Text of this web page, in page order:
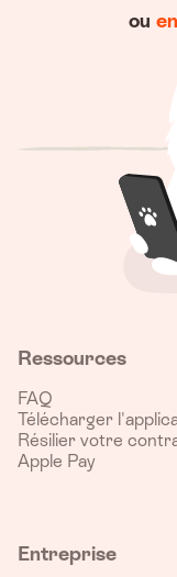
ou
Ressources
FAQ
Télécharger
Résilier votre
Apple Pay
Entreprise